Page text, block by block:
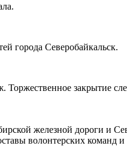
города Северобайкальск.
Торжественное закрытие
железной дороги и
волонтерских команд и